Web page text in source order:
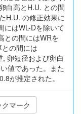
白高とH.U. との間
H.U. の修正効果に
にはWL-Dを除いて
との間にはWRを
の間には
卵短径および卵白
値であった。また
が推定された。
マーク